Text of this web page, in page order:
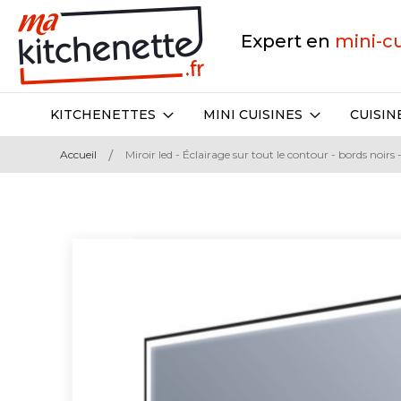
Expert en mini-
KITCHENETTES MINI CUISINES
Accueil Miroir led - Éclairage sur tout le contour - bords noirs